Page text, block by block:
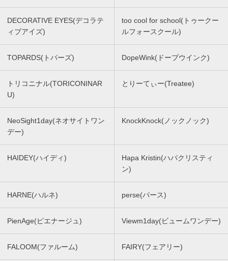
DECORATIVE EYES(デコラテ
ィブアイズ)
too cool for school(トゥークー
ルフォースクール)
TOPARDS(トパーズ) DopeWink(ドープウインク)
トリコニナル(TORICONINAR
U)
とりーてぃー(Treatee)
NeoSight1day(ネオサイトワン
デー)
KnockKnock(ノックノック)
HAIDEY(ハイディ)
Hapa Kristin(ハパクリスティ
ン)
HARNE(ハルネ) perse(パース)
PienAge(ピエナージュ) Viewm1day(ビュームワンデー)
FALOOM(ファルーム) FAIRY(フェアリー)